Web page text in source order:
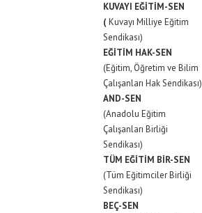
KUVAYI EĞİTİM-SEN
(Kuvayı Milliye Eğitim
Sendikası)
EĞİTİM HAK-SEN
(Eğitim, Öğretim ve Bilim
Çalışanları Hak Sendikası)
AND-SEN
(Anadolu Eğitim
Çalışanları Birliği
Sendikası)
TÜM EĞİTİM BİR-SEN
(Tüm Eğitimciler Birliği
Sendikası)
BEÇ-SEN